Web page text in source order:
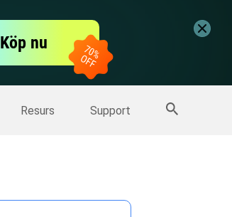
Köp nu
Resurs Support
Fler produkter